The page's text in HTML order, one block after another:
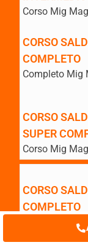
Corso Mig
CORSO
COMPLETO
Completo Mig
CORSO
SUPER
Corso Mig
CORSO
COMPLETO
140h de